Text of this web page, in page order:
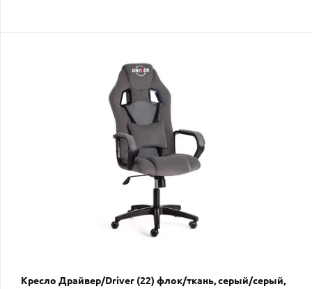
Кресло Драйвер/Driver (22) флок/ткань, серый/серый,